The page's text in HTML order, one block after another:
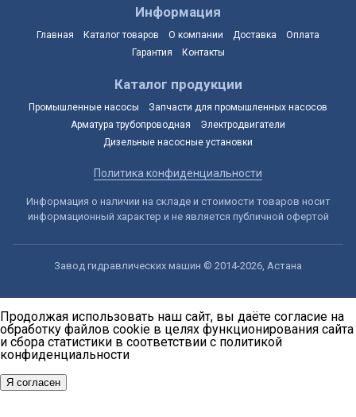
Информация
Главная Каталог товаров О компании Доставка
Оплата
Гарантия
Контакты
Каталог продукции
Промышленные насосы
Запчасти для промышленных насосов
Арматура трубопроводная
Электродвигатели
Дизельные насосные установки
Политика конфиденциальности
Информация о наличии на складе и стоимости товаров носит
информационный характер и не является публичной офертой
Завод гидравлических машин © 2014-2026, Астана
Продолжая использовать наш сайт, вы даёте согласие на
обработку файлов cookie в целях функционирования сайта
и сбора статистики в соответствии с политикой
конфиденциальности
Я согласен